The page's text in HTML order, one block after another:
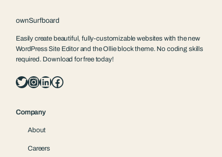
ownSurfboard
Easily create beautiful, fully-customizable websites with the new
WordPress Site Editor and the Ollie block theme. No coding skills
required. Download for free today!
Twitter InstagramLinkedIn Facebook
Company
About
Careers